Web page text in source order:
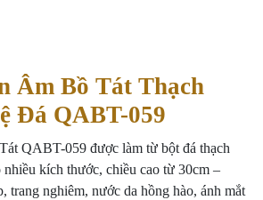
Âm Bồ Tát Thạch
Đá QABT-059
QABT-059 được làm từ bột đá thạch
nhiều kích thước, chiều cao từ 30cm –
trang nghiêm, nước da hồng hào, ánh mắt